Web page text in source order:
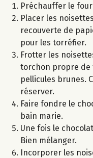
Préchauffer le four
Placer les
recouverte de
pour les torréfier.
Frotter les
torchon propre de
pellicules brunes.
réserver.
Faire fondre le
bain marie.
Une fois le
Bien mélanger.
Incorporer les